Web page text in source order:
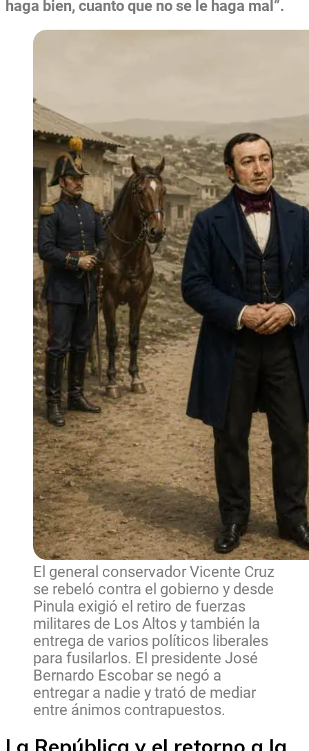
haga bien, cuanto que no se le haga mal”.
El general conservador Vicente Cruz
se rebeló contra el gobierno y desde
Pinula exigió el retiro de fuerzas
militares de Los Altos y también la
entrega de varios políticos liberales
para fusilarlos. El presidente José
Bernardo Escobar se negó a
entregar a nadie y trató de mediar
entre ánimos contrapuestos.